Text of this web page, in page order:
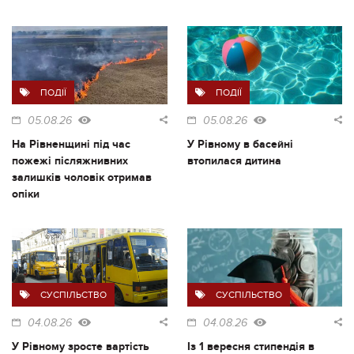
ПОДІЇ
05.08.26
На Рівненщині під час
пожежі післяжнивних
залишків чоловік отримав
опіки
ПОДІЇ
05.08.26
У Рівному в басейні
втопилася дитина
СУСПІЛЬСТВО
04.08.26
У Рівному зросте вартість
СУСПІЛЬСТВО
04.08.26
Із 1 вересня стипендія в